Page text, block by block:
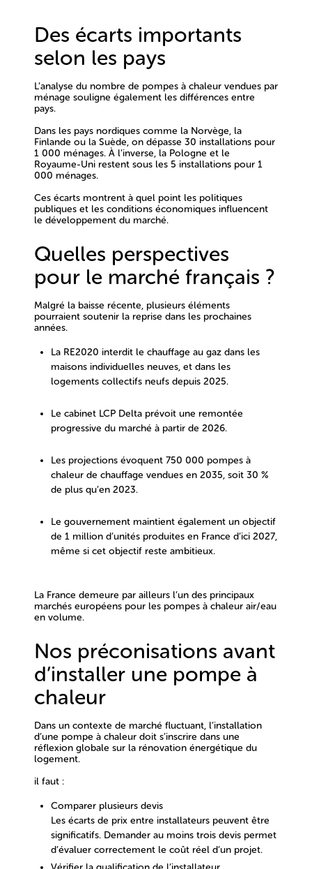
Des écarts importants
selon les pays
L’analyse du nombre de pompes à chaleur vendues par
ménage souligne également les différences entre
pays.
Dans les pays nordiques comme la Norvège, la
Finlande ou la Suède, on dépasse 30 installations pour
1 000 ménages. À l’inverse, la Pologne et le
Royaume-Uni restent sous les 5 installations pour 1
000 ménages.
Ces écarts montrent à quel point les politiques
publiques et les conditions économiques influencent
le développement du marché.
Quelles perspectives
pour le marché français ?
Malgré la baisse récente, plusieurs éléments
pourraient soutenir la reprise dans les prochaines
années.
La RE2020 interdit le chauffage au gaz dans les
maisons individuelles neuves, et dans les
logements collectifs neufs depuis 2025.
Le cabinet LCP Delta prévoit une remontée
progressive du marché à partir de 2026.
Les projections évoquent 750 000 pompes à
chaleur de chauffage vendues en 2035, soit 30 %
de plus qu’en 2023.
Le gouvernement maintient également un objectif
de 1 million d’unités produites en France d’ici 2027,
même si cet objectif reste ambitieux.
La France demeure par ailleurs l’un des principaux
marchés européens pour les pompes à chaleur air/eau
en volume.
Nos préconisations avant
d’installer une pompe à
chaleur
Dans un contexte de marché fluctuant, l’installation
d’une pompe à chaleur doit s’inscrire dans une
réflexion globale sur la rénovation énergétique du
logement.
il faut :
Comparer plusieurs devis
Les écarts de prix entre installateurs peuvent être
significatifs. Demander au moins trois devis permet
d’évaluer correctement le coût réel d’un projet.